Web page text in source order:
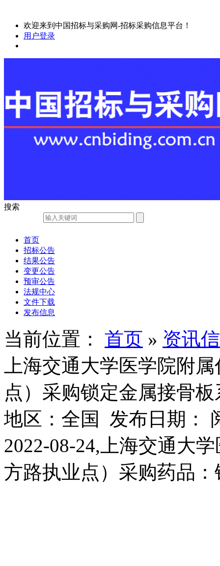
欢迎来到中国招标与采购网-招标采购信息平台！
用户登录
搜索
首页
招标公告
结果公告
变更公告
预审公告
法规中心
文件下载
发布信息
当前位置： 首页 » 资讯
上海交通大学医学院附
点）采购锁定金属接骨
地区：全国 发布日期：
2022-08-24,上海交通大
方路执业点）采购药品